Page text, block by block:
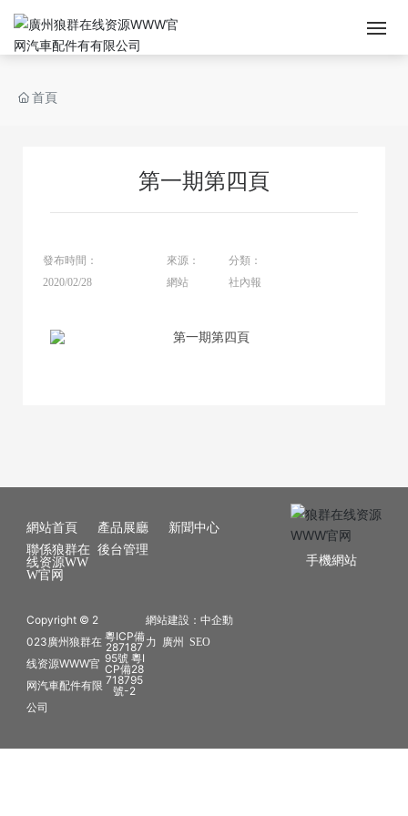
生產技術
人力資源
首頁
第一期第四頁
發布時間：
2020/02/28
來源：
網站
分類：
社內報
網站首頁 產品展廳
新聞中心
聯係狼群在
线资源WW
W官网
後台管理
Copyright © 2
023廣州狼群在
线资源WWW官
网汽車配件有限
公司
粵ICP備
287187
95號 粵I
CP備28
718795
號-2
網站建設： 中企動
力 廣州 SEO
手機網站